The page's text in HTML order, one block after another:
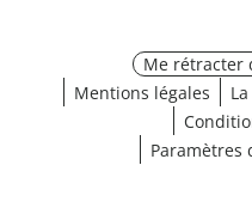
Me rétracter
Mentions légales
Paramètres